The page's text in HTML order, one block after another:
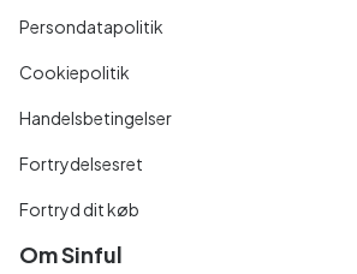
Persondatapolitik
Cookiepolitik
Handelsbetingelser
Fortrydelsesret
Fortryd dit køb
Om Sinful